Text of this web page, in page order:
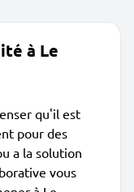
à Le
qu'il est
pour des
a la solution
vous